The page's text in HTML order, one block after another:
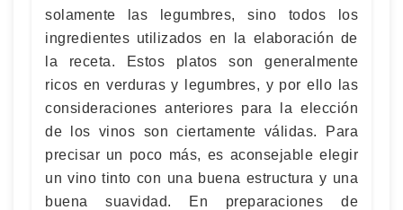
solamente las legumbres, sino todos los
ingredientes utilizados en la elaboración de
la receta. Estos platos son generalmente
ricos en verduras y legumbres, y por ello las
consideraciones anteriores para la elección
de los vinos son ciertamente válidas. Para
precisar un poco más, es aconsejable elegir
un vino tinto con una buena estructura y una
buena suavidad. En preparaciones de